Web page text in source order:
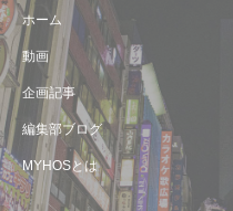
ホーム
動画
企画記事
編集部ブログ
MYHOSとは